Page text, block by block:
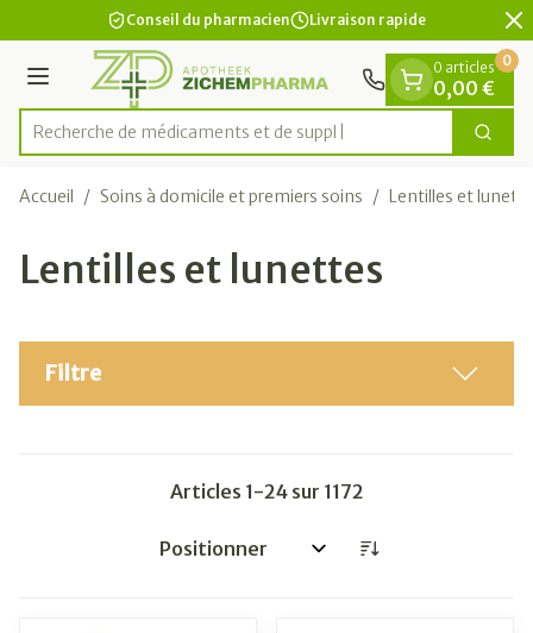
Aller au contenu
2 de 2Conseil du pharmacien Livraison rapide
Menu
Rechercher
Recherche de médic
0 articles
0,00 €
0
Accueil / Soins à domicile et premiers soins / Lentilles et
Lentilles et lunettes
Filtre
Articles 1-24 sur 1172
Trier par: